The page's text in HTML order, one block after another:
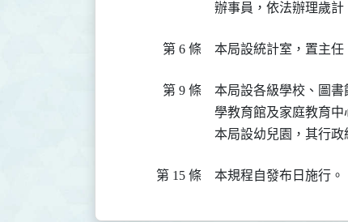
辦事員，依法辦理歲計
第 6 條 本局設統計室，置主任
第 9 條
本局設各級學校、圖
學教育館及家庭教育中
本局設幼兒園，其行政
第 15 條 本規程自發布日施行。